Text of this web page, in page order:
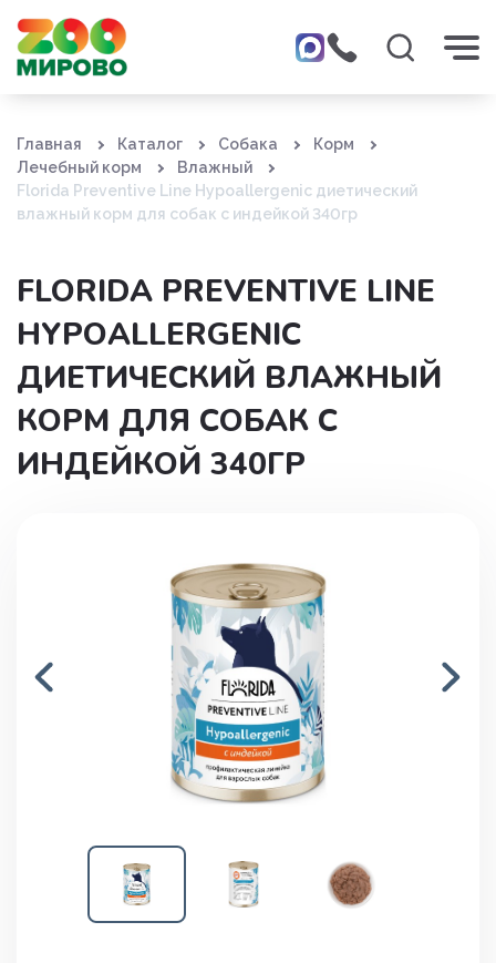
Главная Каталог Собака
Корм
Лечебный корм
Влажный
Florida Preventive Line Hypoallergenic диетический
влажный корм для собак c индейкой 340гр
FLORIDA PREVENTIVE LINE
HYPOALLERGENIC
ДИЕТИЧЕСКИЙ ВЛАЖНЫЙ
КОРМ ДЛЯ СОБАК C
ИНДЕЙКОЙ 340ГР